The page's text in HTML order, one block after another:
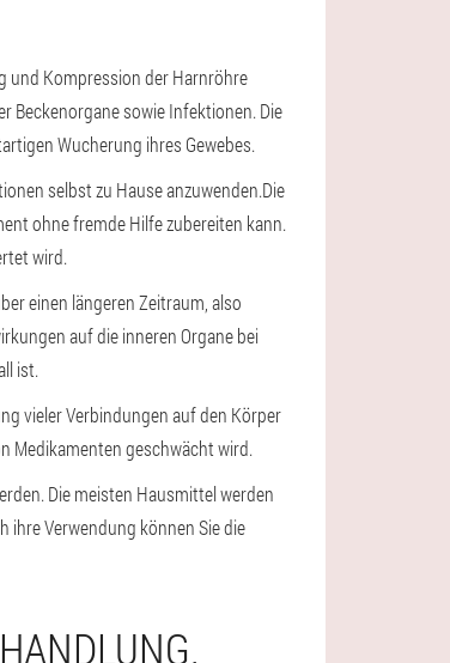
und Kompression der Harnröhre
Beckenorgane sowie Infektionen. Die
Wucherung ihres Gewebes.
selbst zu Hause anzuwenden.Die
ohne fremde Hilfe zubereiten kann.
wird.
einen längeren Zeitraum, also
auf die inneren Organe bei
ist.
vieler Verbindungen auf den Körper
Medikamenten geschwächt wird.
Die meisten Hausmittel werden
ihre Verwendung können Sie die